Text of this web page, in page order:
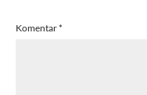
Komentar*